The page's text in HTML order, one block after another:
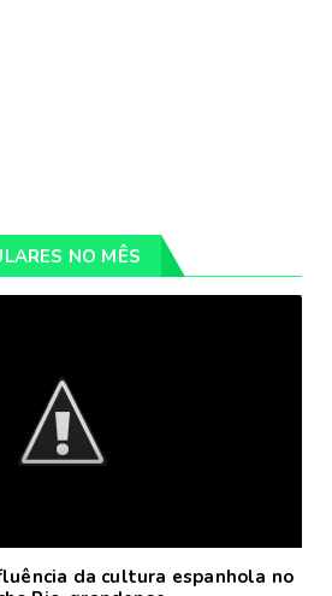
NO MÊS
da cultura espanhola no